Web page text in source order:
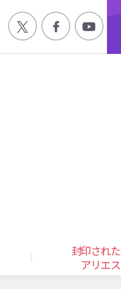
封印され
アリエ